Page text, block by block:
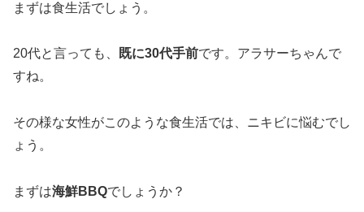
まずは食生活でしょう。
20代と言っても、 既に30代手前です。アラサーちゃんで
すね。
その様な女性がこのような食生活では、ニキビに悩むでし
ょう。
まずは海鮮BBQでしょうか？